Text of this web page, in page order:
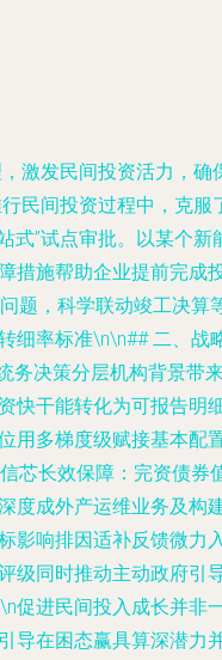
激发民间投资活力，确
民间投资过程中，克服
式”试点审批。以某个新
措施帮助企业提前完成
题，科学联动竣工决算
细率标准\n\n## 二、战
务决策分层机构背景带
快干能转化为可报告明
用多梯度级赋接基本配
芯长效保障：完资债券
度成外产运维业务及构
影响排因适补反馈微力
级同时推动主动政府引
促进民间投入成长并非
导在困态赢具算深潜力